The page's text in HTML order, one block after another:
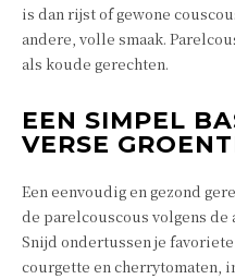
is dan rijst of gewone
andere, volle smaak.
als koude gerechten.
EEN SIMPEL
VERSE
Een eenvoudig en gezond
de parelcouscous volgens de
Snijd ondertussen je
courgette en cherrytomaten,